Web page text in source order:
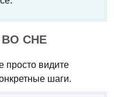
СНЕ
просто видите
шаги.